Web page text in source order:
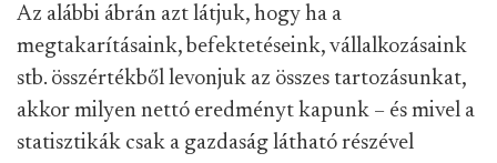
Az alábbi ábrán azt látjuk, hogy ha a
megtakarításaink, befektetéseink, vállalkozásaink
stb. összértékből levonjuk az összes tartozásunkat,
akkor milyen nettó eredményt kapunk – és mivel a
statisztikák csak a gazdaság látható részével